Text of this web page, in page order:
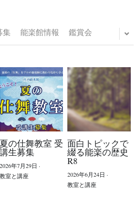
い
/公演
教室
集 能楽館情報 鑑賞会
夏の仕舞教室 受
講生募集
2026年7月29日 ·
教室と講座
面白トピックで
綴る能楽の歴史
R8
2026年6月24日 ·
教室と講座